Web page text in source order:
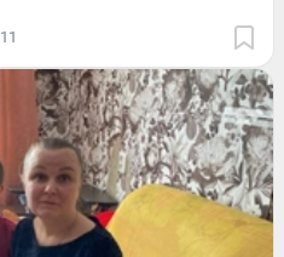
11